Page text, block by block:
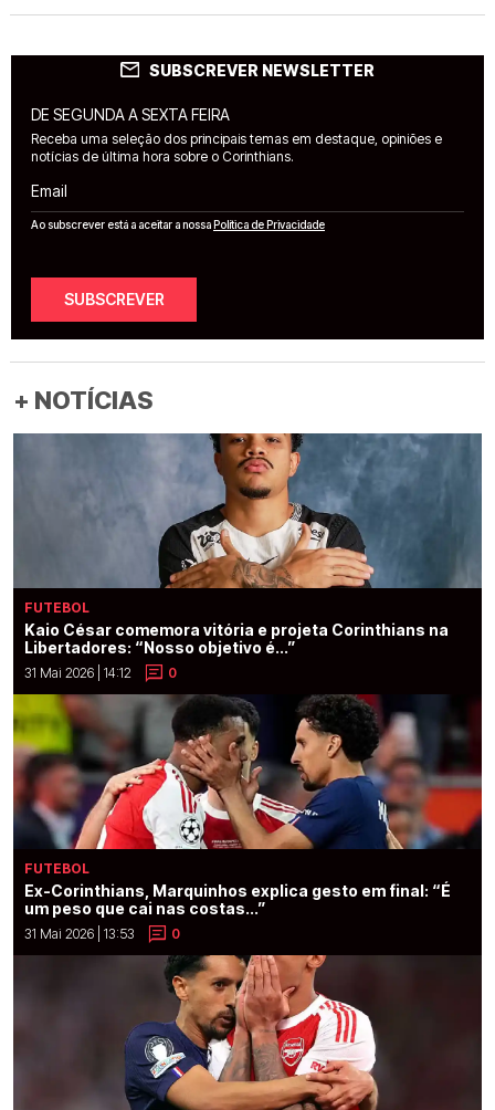
SUBSCREVER NEWSLETTER
DE SEGUNDA A SEXTA FEIRA
Receba uma seleção dos principais temas em destaque, opiniões e
notícias de última hora sobre o Corinthians.
Email
Ao subscrever está a aceitar a nossaPolítica de Privacidade
SUBSCREVER
+ NOTÍCIAS
FUTEBOL
Kaio César comemora vitória e projeta Corinthians na
Libertadores: “Nosso objetivo é...”
31 Mai 2026 | 14:12 0
FUTEBOL
Ex-Corinthians, Marquinhos explica gesto em final: “É
um peso que cai nas costas...”
31 Mai 2026 | 13:53 0